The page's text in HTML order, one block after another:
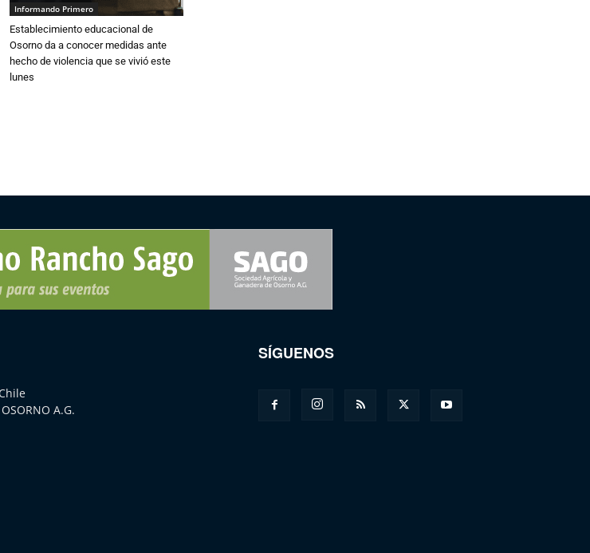
Informando Primero
Establecimiento educacional de
Osorno da a conocer medidas ante
hecho de violencia que se vivió este
lunes
A.G.
SÍGUENOS